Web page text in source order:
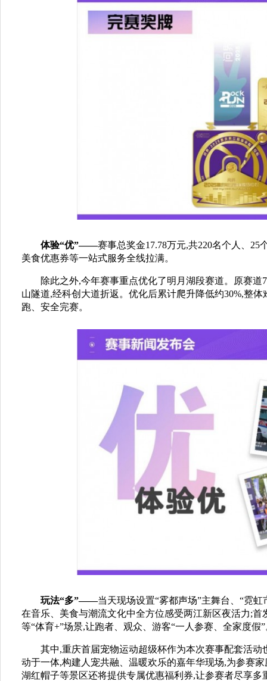
体验“优”——赛事总奖金17.78万元,共220名个人、
美食优惠券等一站式服务全线拉满。
除此之外,今年赛事重点优化了明月湖段赛道。原赛
山隧道,经科创大道折返。优化后累计爬升降低约30%,整
跑、安全完赛。
玩法“多”——当天现场设置“雾都声场”主舞台、“霓
在音乐、美食与潮流文化中全方位感受两江新区夜活力;
等“体育+”场景,让跑者、观众、游客“一人参赛、全家度假
其中,重庆首届宠物运动超级杯作为本次赛事配套活
动于一体,构建人宠共融、温暖欢乐的嘉年华现场,为参赛
湖红帽子等景区还将提供专属优惠福利券,让参赛者尽享多